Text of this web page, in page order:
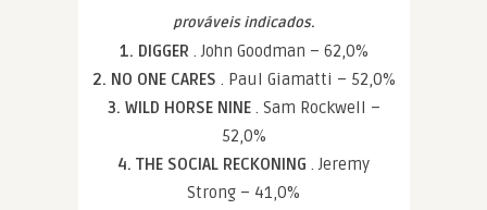
prováveis indicados.
1. DIGGER . John Goodman – 62,0%
2. NO ONE CARES . Paul Giamatti – 52,0%
3. WILD HORSE NINE . Sam Rockwell –
52,0%
4. THE SOCIAL RECKONING . Jeremy
Strong – 41,0%